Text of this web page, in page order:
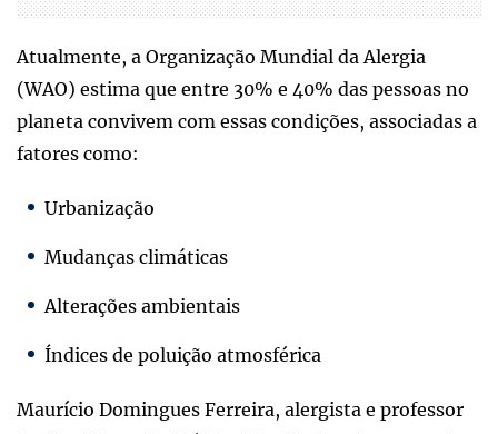
Atualmente, a Organização Mundial da Alergia
(WAO) estima que entre 30% e 40% das pessoas no
planeta convivem com essas condições, associadas a
fatores como:
Urbanização
Mudanças climáticas
Alterações ambientais
Índices de poluição atmosférica
Maurício Domingues Ferreira, alergista e professor